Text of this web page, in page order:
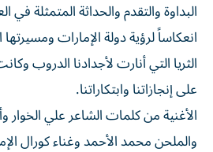
البداوة والتقدم والحداثة المتمثلة في
انعكاساً لرؤية دولة الإمارات
الثريا التي أنارت لأجدادنا الدروب
على إنجازاتنا وابتكاراتنا.
الأغنية من كلمات الشاعر علي
والملحن محمد الأحمد وغناء كورال